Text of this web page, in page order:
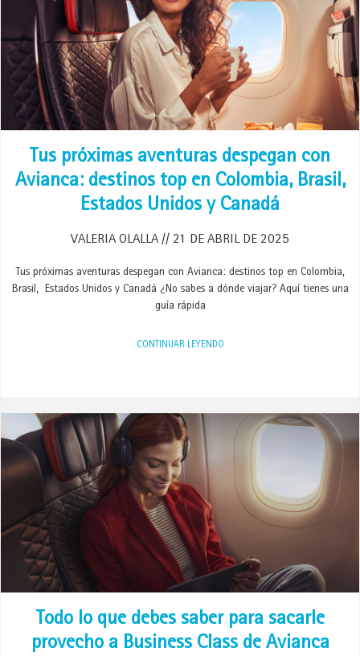
Tus próximas aventuras despegan con
Avianca: destinos top en Colombia, Brasil,
Estados Unidos y Canadá
VALERIA OLALLA 21 DE ABRIL DE 2025
Tus próximas aventuras despegan con Avianca: destinos top en Colombia,
Brasil, Estados Unidos y Canadá ¿No sabes a dónde viajar? Aquí tienes una
guía rápida
CONTINUAR LEYENDO
Todo lo que debes saber para sacarle
provecho a Business Class de Avianca